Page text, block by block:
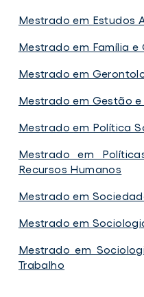
Mestrado em Estudos
Mestrado em Família e
Mestrado em
Mestrado em Gestão
Mestrado em Política
Mestrado em
Recursos Humanos
Mestrado em
Mestrado em
Mestrado em
Trabalho